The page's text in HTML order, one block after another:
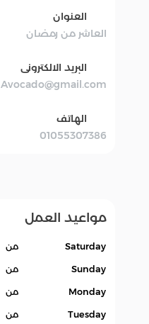
العنوان
العاشر من رمضان
البريد الالكترونى
Avocado@gmail.com
الهاتف
01055307386
مواعيد العمل
Saturday من
Sunday من
Monday من
Tuesday من